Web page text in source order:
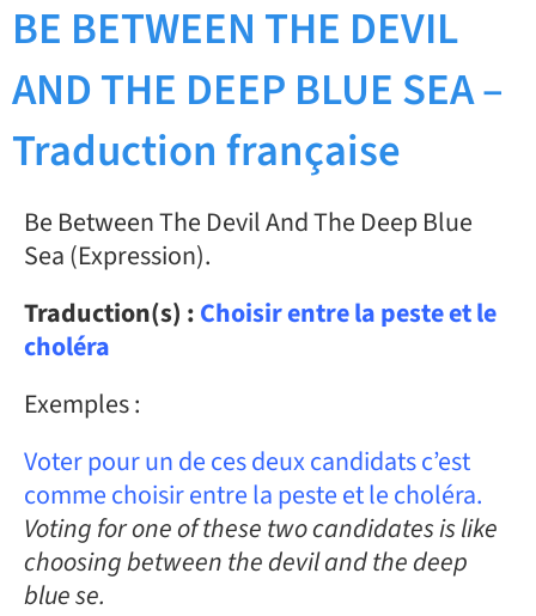
BE BETWEEN THE DEVIL
AND THE DEEP BLUE SEA –
Traduction française
Be Between The Devil And The Deep Blue
Sea (Expression).
Traduction(s) :Choisir entre la peste et le
choléra
Exemples :
Voter pour un de ces deux candidats c’est
comme choisir entre la peste et le choléra.
Voting for one of these two candidates is like
choosing between the devil and the deep
blue se.